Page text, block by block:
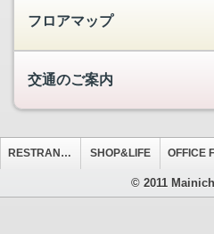
フロアマップ
交通のご案内
RESTRANT&CAFE SHOP&LIFE
© 2011